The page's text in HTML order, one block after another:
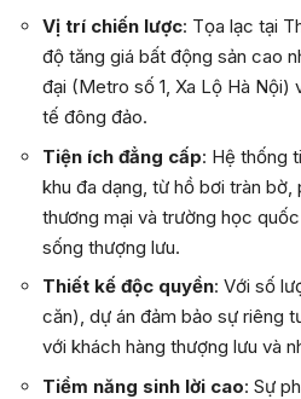
Vị trí chiến lược: Tọa lạc tại
độ tăng giá bất động sản cao
đại (Metro số 1, Xa Lộ Hà
tế đông đảo.
Tiện ích đẳng cấp: Hệ thống
khu đa dạng, từ hồ bơi tràn
thương mại và trường học
sống thượng lưu.
Thiết kế độc quyền: Với số
căn), dự án đảm bảo sự riêng
với khách hàng thượng lưu và
Tiềm năng sinh lời cao: Sự